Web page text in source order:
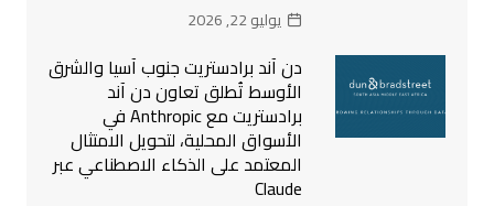
يوليو 22, 2026
دن آند برادستريت جنوب آسيا والشرق
الأوسط تُطلق تعاون دن آند
برادستريت مع Anthropic في
الأسواق المحلية، لتحويل الامتثال
المعتمد على الذكاء الاصطناعي عبر
Claude